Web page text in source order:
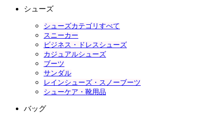
シューズ
シューズカテゴリすべて
スニーカー
ビジネス・ドレスシューズ
カジュアルシューズ
ブーツ
サンダル
レインシューズ・スノーブーツ
シューケア・靴用品
バッグ